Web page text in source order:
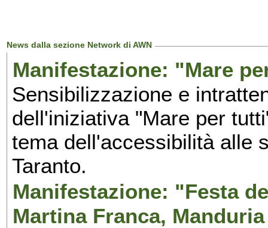
News dalla sezione Network di AWN
Manifestazione: "Mare
Sensibilizzazione e
dell'iniziativa "Mare per
tema dell'accessibilità alle
Taranto.
Manifestazione: "Festa
Martina Franca,